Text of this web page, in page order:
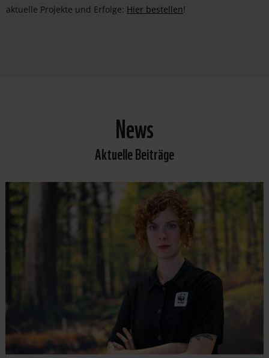
aktuelle Projekte und Erfolge: Hier bestellen!
News
Aktuelle Beiträge